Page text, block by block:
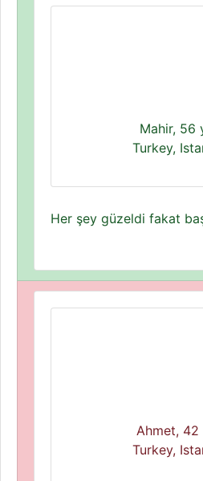
Mahir, 56
Turkey,
Her şey güzeldi fakat
Ahmet, 42
Turkey,